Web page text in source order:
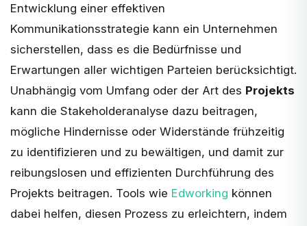
Entwicklung einer effektiven
Kommunikationsstrategie kann ein Unternehmen
sicherstellen, dass es die Bedürfnisse und
Erwartungen aller wichtigen Parteien berücksichtigt.
Unabhängig vom Umfang oder der Art des Projekts
kann die Stakeholderanalyse dazu beitragen,
mögliche Hindernisse oder Widerstände frühzeitig
zu identifizieren und zu bewältigen, und damit zur
reibungslosen und effizienten Durchführung des
Projekts beitragen. Tools wie Edworking können
dabei helfen, diesen Prozess zu erleichtern, indem